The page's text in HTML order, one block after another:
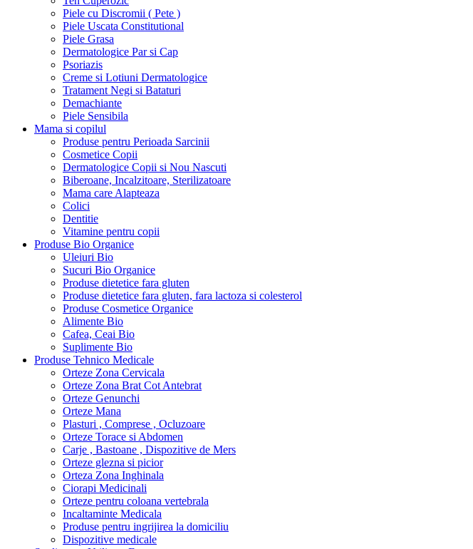
Piele cu Discromii ( Pete )
Piele Uscata Constitutional
Piele Grasa
Dermatologice Par si Cap
Psoriazis
Creme si Lotiuni Dermatologice
Tratament Negi si Bataturi
Demachiante
Piele Sensibila
Mama si copilul
Produse pentru Perioada Sarcinii
Cosmetice Copii
Dermatologice Copii si Nou Nascuti
Biberoane, Incalzitoare, Sterilizatoare
Mama care Alapteaza
Colici
Dentitie
Vitamine pentru copii
Produse Bio Organice
Uleiuri Bio
Sucuri Bio Organice
Produse dietetice fara gluten
Produse dietetice fara gluten, fara lactoza si colesterol
Produse Cosmetice Organice
Alimente Bio
Cafea, Ceai Bio
Suplimente Bio
Produse Tehnico Medicale
Orteze Zona Cervicala
Orteze Zona Brat Cot Antebrat
Orteze Genunchi
Orteze Mana
Plasturi , Comprese , Ocluzoare
Orteze Torace si Abdomen
Carje , Bastoane , Dispozitive de Mers
Orteze glezna si picior
Orteza Zona Inghinala
Ciorapi Medicinali
Orteze pentru coloana vertebrala
Incaltaminte Medicala
Produse pentru ingrijirea la domiciliu
Dispozitive medicale